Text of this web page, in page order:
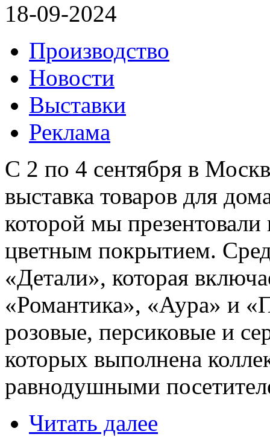
18-09-2024
Производство
Новости
Выставки
Реклама
С 2 по 4 сентября в
выставка товаров для
которой мы презентовали
цветным покрытием.
«Детали», которая
«Романтика», «Аура» и
розовые, персиковые и
которых выполнена
равнодушными
Читать далее